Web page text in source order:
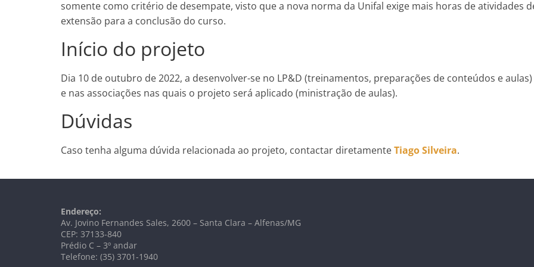
somente como critério de desempate, visto que a nova norma da Unifal exige mais horas de atividades
extensão para a conclusão do curso.
Início do projeto
Dia 10 de outubro de 2022, a desenvolver-se no LP&D (treinamentos, preparações de conteúdos e aulas)
e nas associações nas quais o projeto será aplicado (ministração de aulas).
Dúvidas
Caso tenha alguma dúvida relacionada ao projeto, contactar diretamenteTiago Silveira.
Endereço:
Av. Jovino Fernandes Sales, 2600 – Santa Clara – Alfenas/MG
CEP: 37133-840
Prédio C – 3º andar
Telefone: (35) 3701-1940